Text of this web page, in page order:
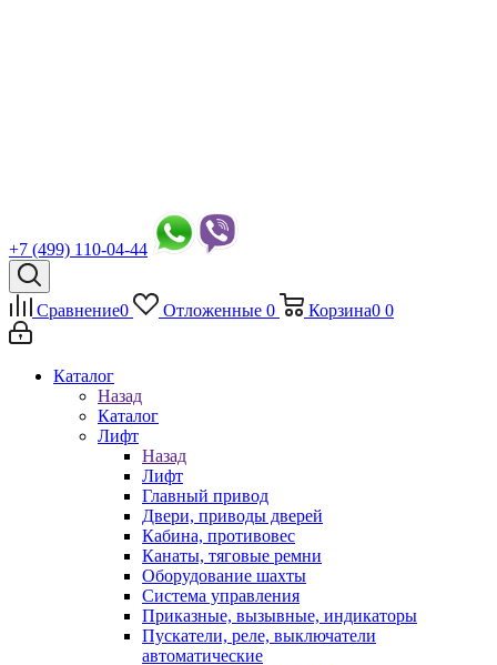
+7 (499) 110-04-44
Сравнение0 Отложенные 0 Корзина0 0
Каталог
Назад
Каталог
Лифт
Назад
Лифт
Главный привод
Двери, приводы дверей
Кабина, противовес
Канаты, тяговые ремни
Оборудование шахты
Система управления
Приказные, вызывные, индикаторы
Пускатели, реле, выключатели
автоматические